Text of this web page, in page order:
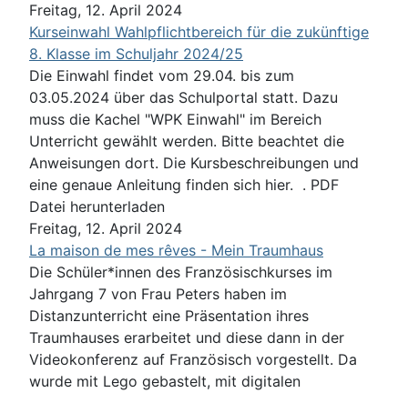
Freitag, 12. April 2024
Kurseinwahl Wahlpflichtbereich für die zukünftige
8. Klasse im Schuljahr 2024/25
Die Einwahl findet vom 29.04. bis zum
03.05.2024 über das Schulportal statt. Dazu
muss die Kachel "WPK Einwahl" im Bereich
Unterricht gewählt werden. Bitte beachtet die
Anweisungen dort. Die Kursbeschreibungen und
eine genaue Anleitung finden sich hier. . PDF
Datei herunterladen
Freitag, 12. April 2024
La maison de mes rêves - Mein Traumhaus
Die Schüler*innen des Französischkurses im
Jahrgang 7 von Frau Peters haben im
Distanzunterricht eine Präsentation ihres
Traumhauses erarbeitet und diese dann in der
Videokonferenz auf Französisch vorgestellt. Da
wurde mit Lego gebastelt, mit digitalen